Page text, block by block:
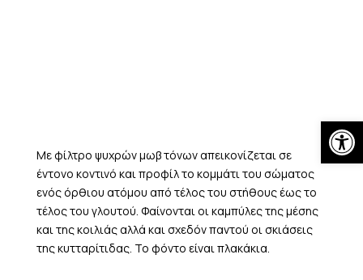
Με φίλτρο ψυχρών μωβ τόνων απεικονίζεται σε
έντονο κοντινό και προφίλ το κομμάτι του σώματος
ενός όρθιου ατόμου από τέλος του στήθους έως το
τέλος του γλουτού. Φαίνονται οι καμπύλες της μέσης
και της κοιλιάς αλλά και σχεδόν παντού οι σκιάσεις
της κυτταρίτιδας. Το φόντο είναι πλακάκια.